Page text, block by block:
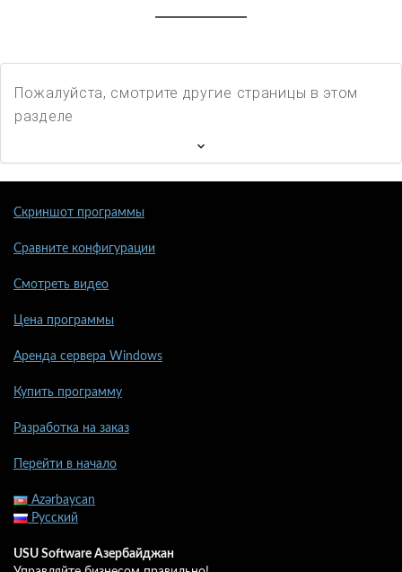
Пожалуйста, смотрите другие страницы в этом
разделе
Скриншот программы
Сравните конфигурации
Смотреть видео
Цена программы
Аренда сервера Windows
Купить программу
Разработка на заказ
Перейти в начало
Azərbaycan
Русский
USU Software Азербайджан